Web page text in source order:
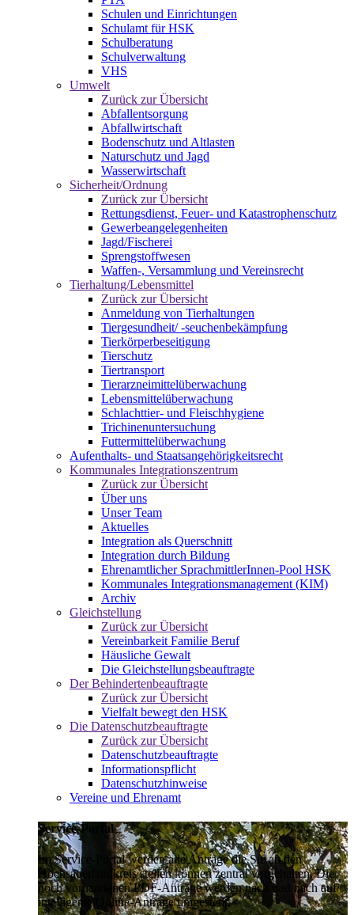
Schulen und Einrichtungen
Schulamt für HSK
Schulberatung
Schulverwaltung
VHS
Umwelt
Zurück zur Übersicht
Abfallentsorgung
Abfallwirtschaft
Bodenschutz und Altlasten
Naturschutz und Jagd
Wasserwirtschaft
Sicherheit/Ordnung
Zurück zur Übersicht
Rettungsdienst, Feuer- und Katastrophenschutz
Gewerbeangelegenheiten
Jagd/Fischerei
Sprengstoffwesen
Waffen-, Versammlung und Vereinsrecht
Tierhaltung/Lebensmittel
Zurück zur Übersicht
Anmeldung von Tierhaltungen
Tiergesundheit/ -seuchenbekämpfung
Tierkörperbeseitigung
Tierschutz
Tiertransport
Tierarzneimittelüberwachung
Lebensmittelüberwachung
Schlachttier- und Fleischhygiene
Trichinenuntersuchung
Futtermittelüberwachung
Aufenthalts- und Staatsangehörigkeitsrecht
Kommunales Integrationszentrum
Zurück zur Übersicht
Über uns
Unser Team
Aktuelles
Integration als Querschnitt
Integration durch Bildung
Ehrenamtlicher SprachmittlerInnen-Pool HSK
Kommunales Integrationsmanagement (KIM)
Archiv
Gleichstellung
Zurück zur Übersicht
Vereinbarkeit Familie Beruf
Häusliche Gewalt
Die Gleichstellungsbeauftragte
Der Behindertenbeauftragte
Zurück zur Übersicht
Vielfalt bewegt den HSK
Die Datenschutzbeauftragte
Zurück zur Übersicht
Datenschutzbeauftragte
Informationspflicht
Datenschutzhinweise
Vereine und Ehrenamt
Service-Portal
Im Service-Portal werden alle Anträge die Sie an den
Hochsauerlandkreis stellen können zentral vorgehalten. Die
noch vorhandenen PDF-Anträge werden nach und nach auf
intelligente Online-Anträge umgestellt.